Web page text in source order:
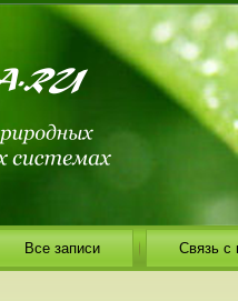
Все записи Связь с